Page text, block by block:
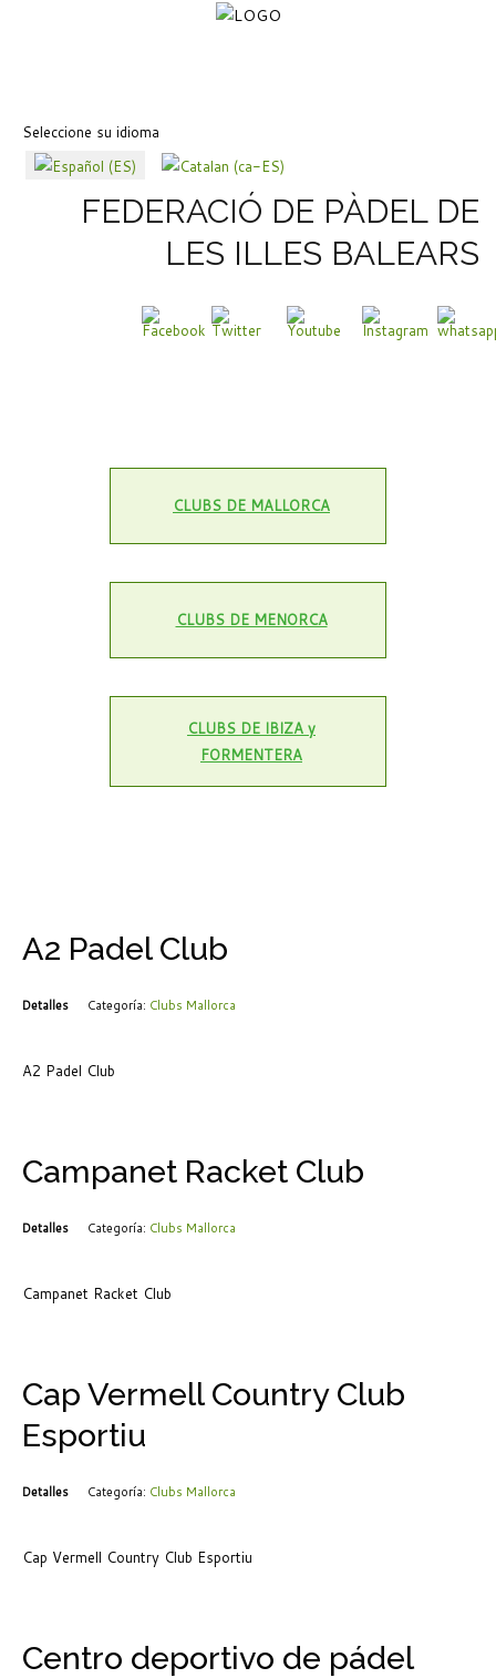
Seleccione su idioma
FEDERACIÓ DE PÀDEL DE
LES ILLES BALEARS
CLUBS DE MALLORCA
CLUBS DE MENORCA
CLUBS DE IBIZA y
FORMENTERA
A2 Padel Club
Detalles Categoría: Clubs Mallorca
A2 Padel Club
Campanet Racket Club
Detalles Categoría: Clubs Mallorca
Campanet Racket Club
Cap Vermell Country Club
Esportiu
Detalles Categoría: Clubs Mallorca
Cap Vermell Country Club Esportiu
Centro deportivo de pádel